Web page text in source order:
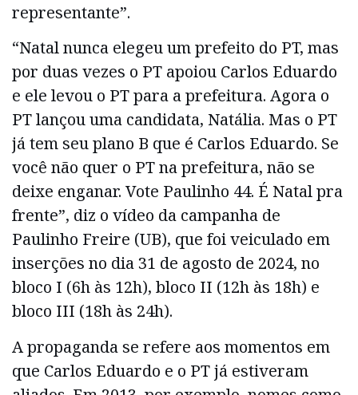
representante”.
“Natal nunca elegeu um prefeito do PT, mas
por duas vezes o PT apoiou Carlos Eduardo
e ele levou o PT para a prefeitura. Agora o
PT lançou uma candidata, Natália. Mas o PT
já tem seu plano B que é Carlos Eduardo. Se
você não quer o PT na prefeitura, não se
deixe enganar. Vote Paulinho 44. É Natal pra
frente”, diz o vídeo da campanha de
Paulinho Freire (UB), que foi veiculado em
inserções no dia 31 de agosto de 2024, no
bloco I (6h às 12h), bloco II (12h às 18h) e
bloco III (18h às 24h).
A propaganda se refere aos momentos em
que Carlos Eduardo e o PT já estiveram